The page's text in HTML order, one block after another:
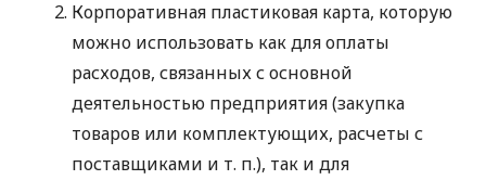
Корпоративная пластиковая карта, которую
можно использовать как для оплаты
расходов, связанных с основной
деятельностью предприятия (закупка
товаров или комплектующих, расчеты с
поставщиками и т. п.), так и для